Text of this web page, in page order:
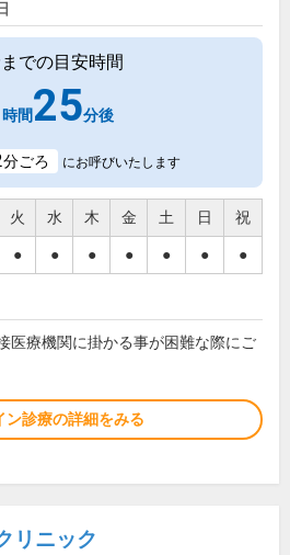
での目安時間
時間25分後
分ごろ にお呼びいたします
火 水 木 金 土 日 祝
● ● ● ● ● ● ●
医療機関に掛かる事が困難な際にご
ン診療の詳細をみる
リニック